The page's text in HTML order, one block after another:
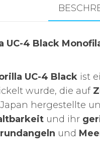
UC-4 Black
UC-4 Black ist
wurde, die auf
Japan hergestellte
und ihr
und